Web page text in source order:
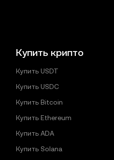
Купить крипто
Купить USDT
Купить USDC
Купить Bitcoin
Купить Ethereum
Купить ADA
Купить Solana